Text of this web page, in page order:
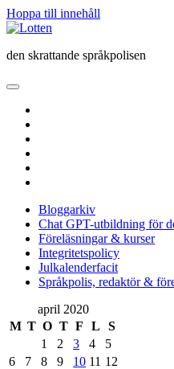
Hoppa till innehåll
Lotten
den skrattande språkpolisen
öppna
meny
Bloggarkiv
Chat GPT-utbildning för
Föreläsningar & kurser
Integritetspolicy
Julkalenderfacit
Språkpolis, redaktör &
Sidopanel
april 2020
M T O T F L
S
1
2 3 4
5
6
7 8 9 10 11 12